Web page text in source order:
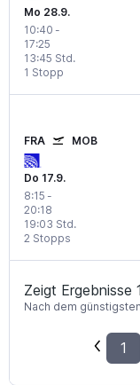
Mo 28.9.
10:40 -
17:25
1 Stopp
13:45 Std.
FRA MOB
Do 17.9.
8:15 -
20:18
2 Stopps
19:03 Std.
Zeigt Ergebnisse
Nach dem
1